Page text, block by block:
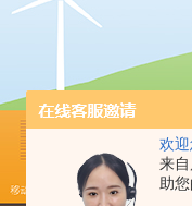
欢迎
来
助